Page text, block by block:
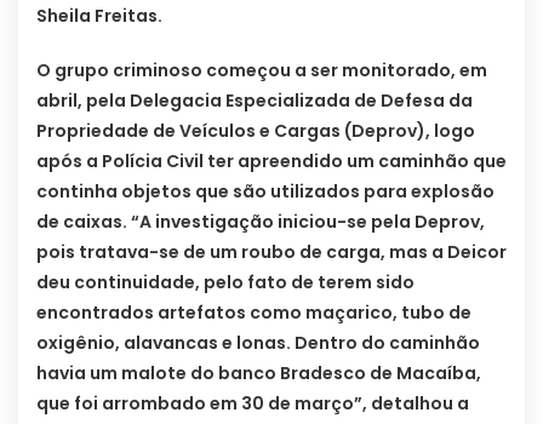
Sheila Freitas.
O grupo criminoso começou a ser monitorado, em
abril, pela Delegacia Especializada de Defesa da
Propriedade de Veículos e Cargas (Deprov), logo
após a Polícia Civil ter apreendido um caminhão que
continha objetos que são utilizados para explosão
de caixas. “A investigação iniciou-se pela Deprov,
pois tratava-se de um roubo de carga, mas a Deicor
deu continuidade, pelo fato de terem sido
encontrados artefatos como maçarico, tubo de
oxigênio, alavancas e lonas. Dentro do caminhão
havia um malote do banco Bradesco de Macaíba,
que foi arrombado em 30 de março”, detalhou a